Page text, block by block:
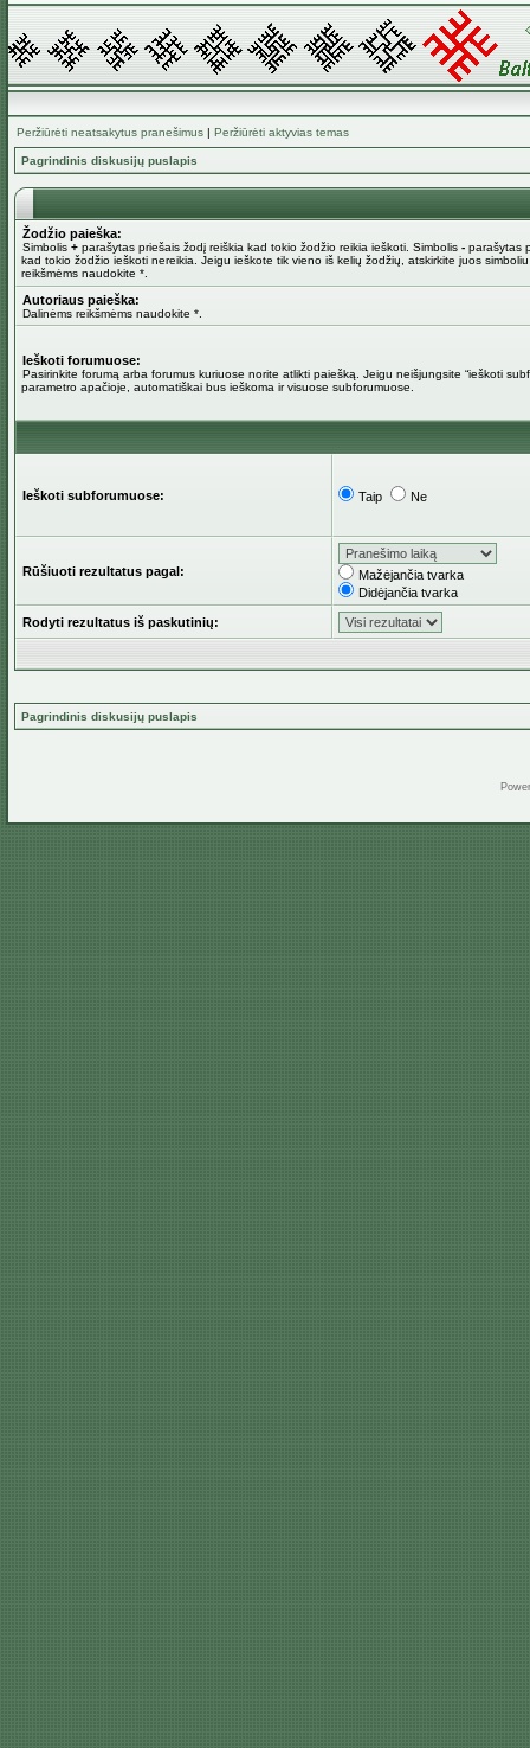
Peržiūrėti neatsakytus pranešimus | Peržiūrėti aktyvias temas
Pagrindinis diskusijų puslapis
Žodžio paieška:
Simbolis + parašytas priešais žodį reiškia kad tokio žodžio reikia ieškoti. Simbolis - parašytas
kad tokio žodžio ieškoti nereikia. Jeigu ieškote tik vieno iš kelių žodžių, atskirkite juos
reikšmėms naudokite *.
Autoriaus paieška:
Dalinėms reikšmėms naudokite *.
Ieškoti forumuose:
Pasirinkite forumą arba forumus kuriuose norite atlikti paiešką. Jeigu neišjungsite “ieškoti
parametro apačioje, automatiškai bus ieškoma ir visuose subforumuose.
Ieškoti subforumuose: Taip Ne
Rūšiuoti rezultatus pagal:
Mažėjančia tvarka
Didėjančia tvarka
Rodyti rezultatus iš paskutinių:
Pagrindinis diskusijų puslapis